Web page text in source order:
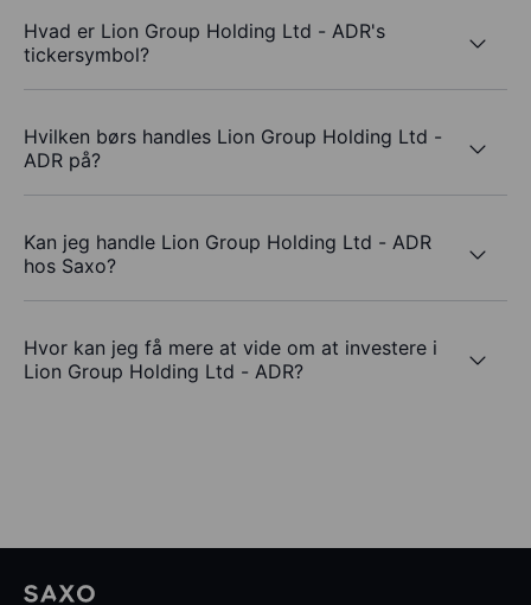
Hvad er Lion Group Holding Ltd - ADR's
tickersymbol?
Hvilken børs handles Lion Group Holding Ltd -
ADR på?
Kan jeg handle Lion Group Holding Ltd - ADR
hos Saxo?
Hvor kan jeg få mere at vide om at investere i
Lion Group Holding Ltd - ADR?